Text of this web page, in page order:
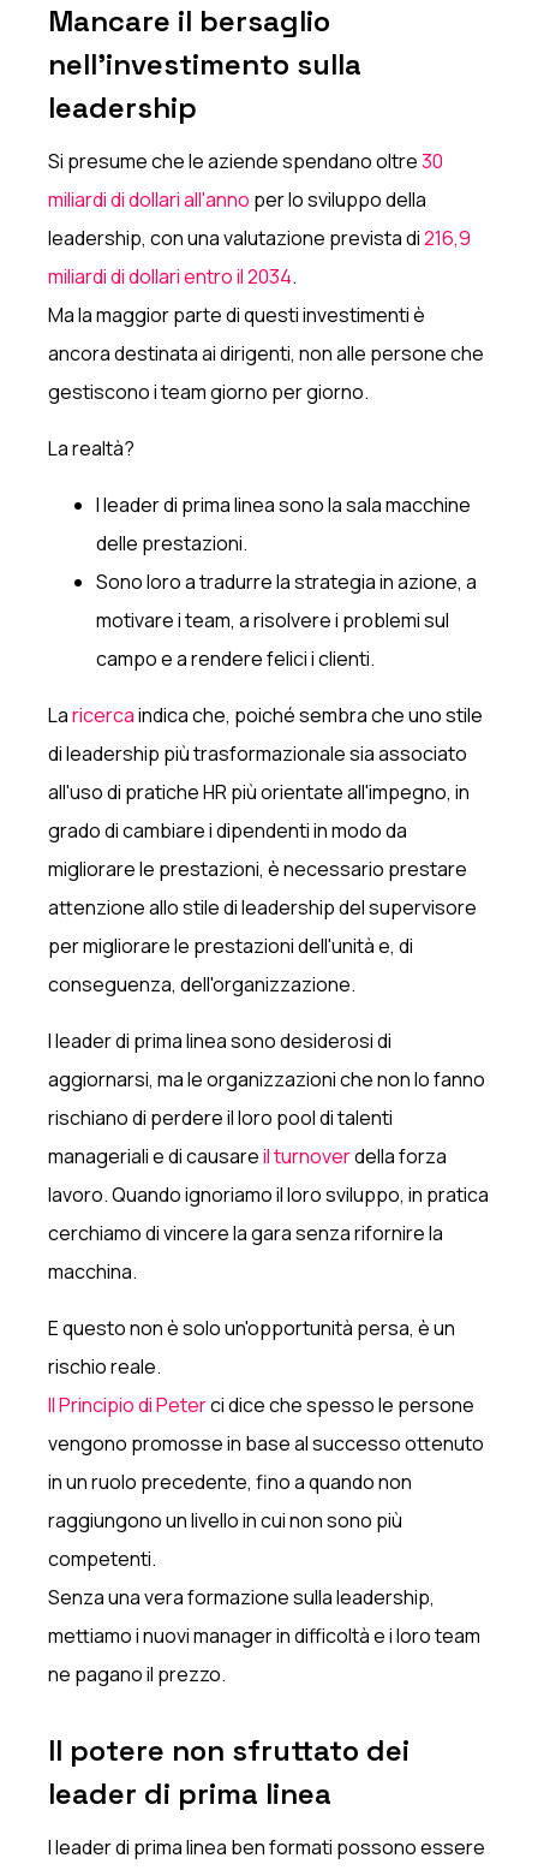
Mancare il bersaglio
nell'investimento sulla
leadership
Si presume che le aziende spendano oltre30
miliardi di dollari all'anno per lo sviluppo della
leadership, con una valutazione prevista di216,9
miliardi di dollari entro il 2034.
Ma la maggior parte di questi investimenti è
ancora destinata ai dirigenti, non alle persone che
gestiscono i team giorno per giorno.
La realtà?
I leader di prima linea sono la sala macchine
delle prestazioni.
Sono loro a tradurre la strategia in azione, a
motivare i team, a risolvere i problemi sul
campo e a rendere felici i clienti.
Laricercaindica che, poiché sembra che uno stile
di leadership più trasformazionale sia associato
all'uso di pratiche HR più orientate all'impegno, in
grado di cambiare i dipendenti in modo da
migliorare le prestazioni, è necessario prestare
attenzione allo stile di leadership del supervisore
per migliorare le prestazioni dell'unità e, di
conseguenza, dell'organizzazione.
I leader di prima linea sono desiderosi di
aggiornarsi, ma le organizzazioni che non lo fanno
rischiano di perdere il loro pool di talenti
manageriali e di causareil turnoverdella forza
lavoro. Quando ignoriamo il loro sviluppo, in pratica
cerchiamo di vincere la gara senza rifornire la
macchina.
E questo non è solo un'opportunità persa, è un
rischio reale.
Il Principio di Peterci dice che spesso le persone
vengono promosse in base al successo ottenuto
in un ruolo precedente, fino a quando non
raggiungono un livello in cui non sono più
competenti.
Senza una vera formazione sulla leadership,
mettiamo i nuovi manager in difficoltà e i loro team
ne pagano il prezzo.
Il potere non sfruttato dei
leader di prima linea
I leader di prima linea ben formati possono essere